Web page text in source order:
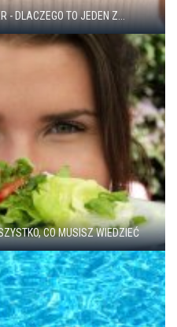
- DLACZEGO TO JEDEN Z...
CO MUSISZ WIEDZIEĆ